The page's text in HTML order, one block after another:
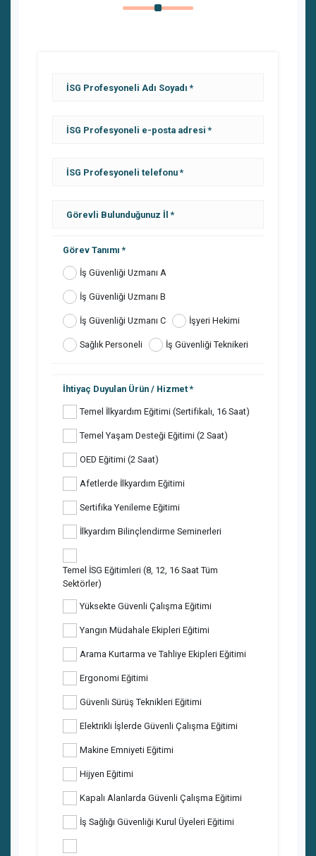
İSG Profesyoneli Adı Soyadı
İSG Profesyoneli e-posta adresi
İSG Profesyoneli telefonu
Görevli Bulunduğunuz İl
Görev Tanımı
İş Güvenliği Uzmanı A
İş Güvenliği Uzmanı B
İş Güvenliği Uzmanı C İşyeri Hekimi
Sağlık Personeli İş Güvenliği Teknikeri
İhtiyaç Duyulan Ürün / Hizmet
Temel İlkyardım Eğitimi (Sertifikalı, 16 Saat)
Temel Yaşam Desteği Eğitimi (2 Saat)
OED Eğitimi (2 Saat)
Afetlerde İlkyardım Eğitimi
Sertifika Yenileme Eğitimi
İlkyardım Bilinçlendirme Seminerleri
Temel İSG Eğitimleri (8, 12, 16 Saat Tüm
Sektörler)
Yüksekte Güvenli Çalışma Eğitimi
Yangın Müdahale Ekipleri Eğitimi
Arama Kurtarma ve Tahliye Ekipleri Eğitimi
Ergonomi Eğitimi
Güvenli Sürüş Teknikleri Eğitimi
Elektrikli İşlerde Güvenli Çalışma Eğitimi
Makine Emniyeti Eğitimi
Hijyen Eğitimi
Kapalı Alanlarda Güvenli Çalışma Eğitimi
İş Sağlığı Güvenliği Kurul Üyeleri Eğitimi